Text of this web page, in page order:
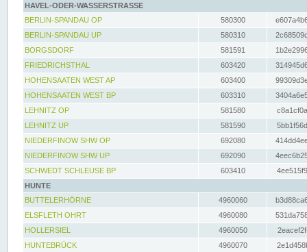
HAVEL-ODER-WASSERSTRASSE
BERLIN-SPANDAU OP
580300
BERLIN-SPANDAU UP
580310
BORGSDORF
581591
FRIEDRICHSTHAL
603420
HOHENSAATEN WEST AP
603400
HOHENSAATEN WEST BP
603310
LEHNITZ OP
581580
LEHNITZ UP
581590
NIEDERFINOW SHW OP
692080
NIEDERFINOW SHW UP
692090
SCHWEDT SCHLEUSE BP
603410
HUNTE
BUTTELERHÖRNE
4960060
ELSFLETH OHRT
4960080
HOLLERSIEL
4960050
HUNTEBRÜCK
4960070